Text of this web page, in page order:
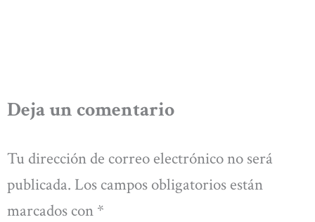
Deja un comentario
Tu dirección de correo electrónico no será
publicada. Los campos obligatorios están
marcados con *